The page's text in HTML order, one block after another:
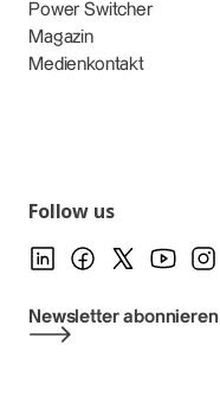
Power Switcher
Magazin
Medienkontakt
Follow us
Newsletter abonnieren